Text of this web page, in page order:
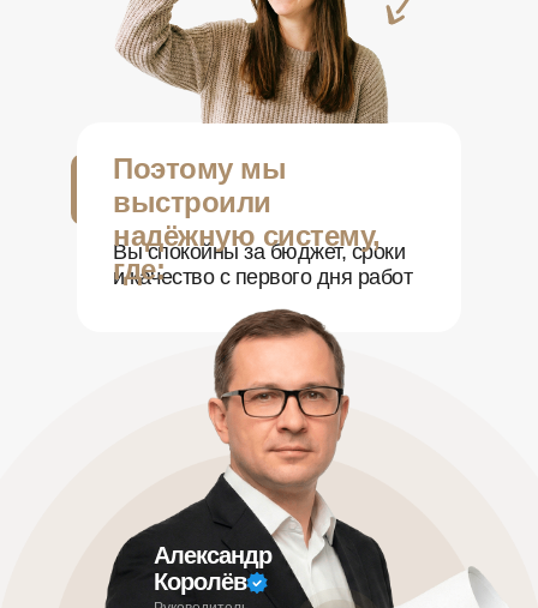
Вы спокойны за бюджет, сроки
и качество с первого дня работ
Поэтому мы
выстроили
надёжную систему,
где:
Александр
Королёв